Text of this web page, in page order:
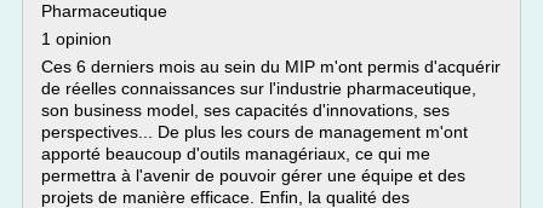
Pharmaceutique
1 opinion
Ces 6 derniers mois au sein du MIP m'ont permis d'acquérir
de réelles connaissances sur l'industrie pharmaceutique,
son business model, ses capacités d'innovations, ses
perspectives... De plus les cours de management m'ont
apporté beaucoup d'outils managériaux, ce qui me
permettra à l'avenir de pouvoir gérer une équipe et des
projets de manière efficace. Enfin, la qualité des